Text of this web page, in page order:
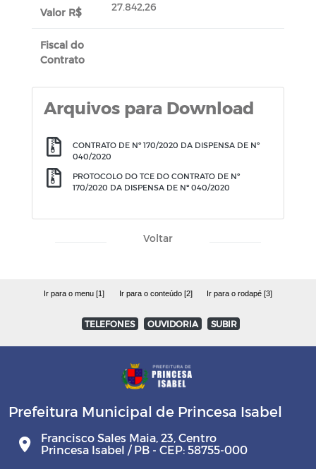
Valor R$ 27.842,26
Fiscal do
Contrato
Arquivos para Download
CONTRATO DE Nº 170/2020 DA DISPENSA DE Nº
040/2020
PROTOCOLO DO TCE DO CONTRATO DE Nº
170/2020 DA DISPENSA DE Nº 040/2020
Voltar
Ir para o menu [1] Ir para o conteúdo [2] Ir para o rodapé [3]
TELEFONES OUVIDORIA SUBIR
Prefeitura Municipal de Princesa Isabel
Francisco Sales Maia, 23, Centro
Princesa Isabel / PB - CEP: 58755-000